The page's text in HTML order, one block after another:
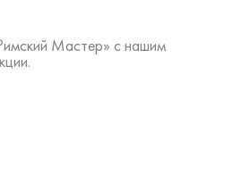
Мастер» с нашим